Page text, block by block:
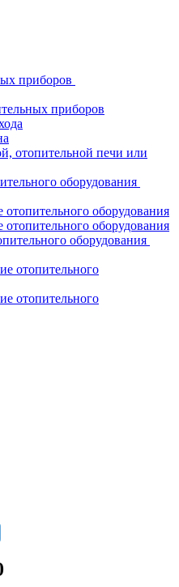
приборов
приборов
отопительной печи или
оборудования
оборудования
оборудования
оборудования
отопительного
отопительного